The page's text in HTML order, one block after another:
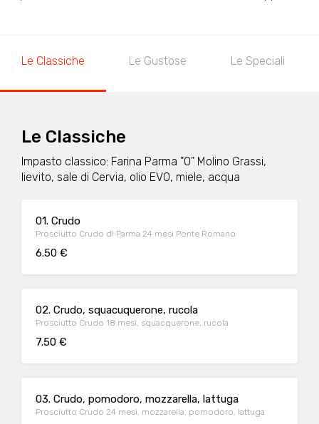
Le Classiche Le Gustose Le Speciali
Le Classiche
Impasto classico: Farina Parma "0" Molino Grassi,
lievito, sale di Cervia, olio EVO, miele, acqua
01. Crudo
Prosciutto Crudo di Parma 24 mesi Ponte Romano
6.50 €
02. Crudo, squacuquerone, rucola
Prosciutto Crudo 18 mesi, squacquerone, rucola
7.50 €
03. Crudo, pomodoro, mozzarella, lattuga
Prosciutto Crudo 24 mesi, mozzarella, pomodoro, lattuga